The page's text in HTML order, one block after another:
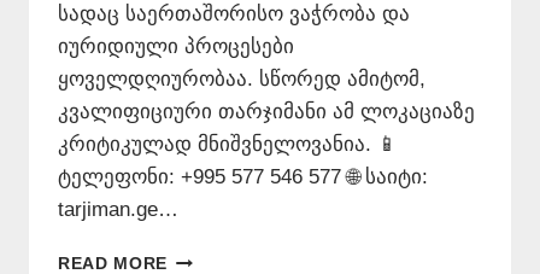
სადაც საერთაშორისო ვაჭრობა და
იურიდიული პროცესები
ყოველდღიურობაა. სწორედ ამიტომ,
კვალიფიციური თარჯიმანი ამ ლოკაციაზე
კრიტიკულად მნიშვნელოვანია. 📱
ტელეფონი: +995 577 546 577 🌐 საიტი:
tarjiman.ge…
READ MORE ᲗᲐᲠᲯᲘᲛᲐᲜᲗᲐ